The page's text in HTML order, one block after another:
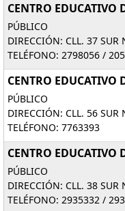
CENTRO EDUCATIVO
PÚBLICO
DIRECCIÓN: CLL. 37
TELÉFONO: 2798056 /
CENTRO EDUCATIVO
PÚBLICO
DIRECCIÓN: CLL. 56
TELÉFONO: 7763393
CENTRO EDUCATIVO
PÚBLICO
DIRECCIÓN: CLL. 38
TELÉFONO: 2935332 /